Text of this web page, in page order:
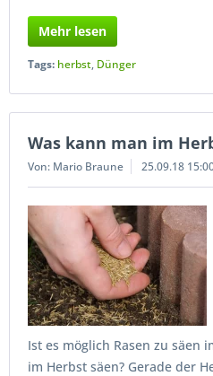
Mehr lesen
Tags: herbst, Dünger
Was kann man im
Von: Mario Braune 25.09.18
Ist es möglich Rasen zu säen
im Herbst säen? Gerade der